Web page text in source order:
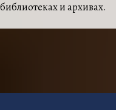
и архивах.